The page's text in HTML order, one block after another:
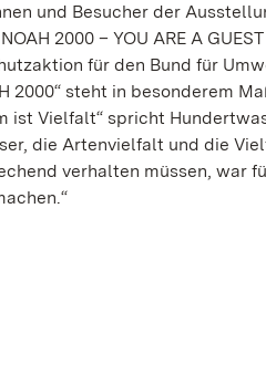
und Besucher der
2000 – YOU ARE A GUEST
für den Bund für
2000“ steht in besonderem
ist Vielfalt“ spricht
die Artenvielfalt und die
verhalten müssen, war